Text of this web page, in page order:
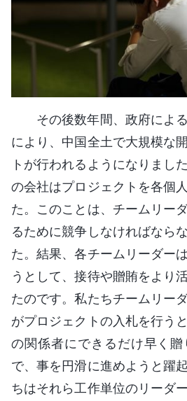
その後数年間、政府によ
により、中国全土で大規模な
トが行われるようになりまし
の会社はプロジェクトを各個
た。このことは、チームリー
るために競争しなければなら
た。結果、各チームリーダー
うとして、接待や贈賄をより
たのです。私たちチームリー
がプロジェクトの入札を行う
の関係者にできるだけ早く贈
で、事を円滑に進めようと躍
ちはそれら工作単位のリーダ